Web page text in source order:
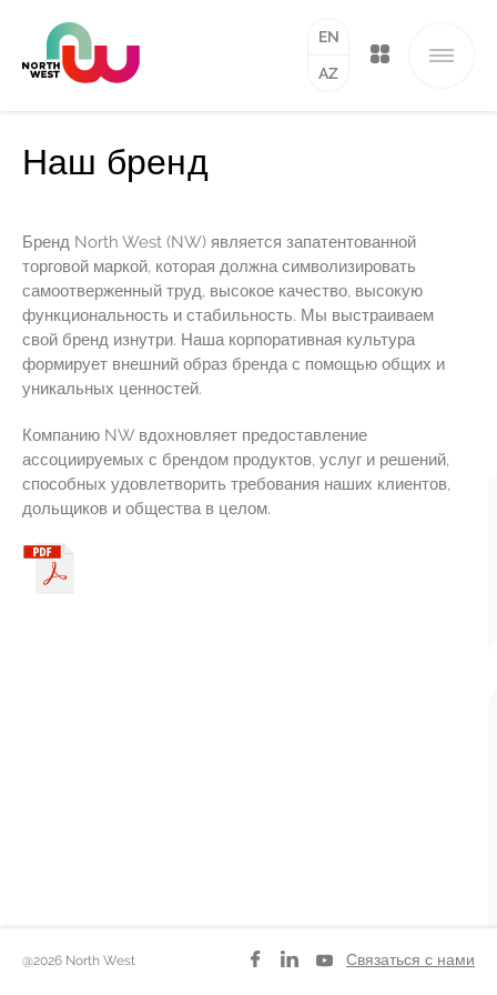
EN
AZ
Наш бренд
Бренд North West (NW) является запатентованной
торговой маркой, которая должна символизировать
самоотверженный труд, высокое качество, высокую
функциональность и стабильность. Мы выстраиваем
свой бренд изнутри. Наша корпоративная культура
формирует внешний образ бренда с помощью общих и
уникальных ценностей.
Компанию NW вдохновляет предоставление
ассоциируемых с брендом продуктов, услуг и решений,
способных удовлетворить требования наших клиентов,
дольщиков и общества в целом.
Обращение Председателя
Правления
Управление
Сферы Бизнеса
Проекты
Стабильность
@2026 North West Связаться с нами